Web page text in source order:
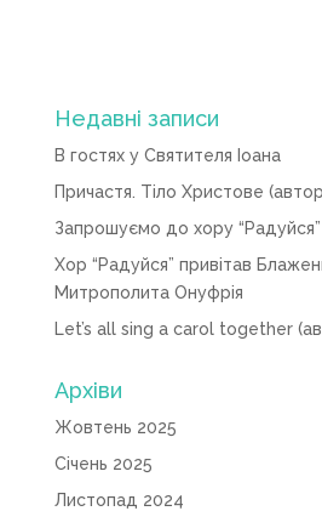
Недавні записи
В гостях у Святителя Іоана
Причастя. Тіло Христове
Запрошуємо до хору “Радуйся”
Хор “Радуйся” привітав
Митрополита Онуфрія
Let’s all sing a carol together
Архіви
Жовтень 2025
Січень 2025
Листопад 2024